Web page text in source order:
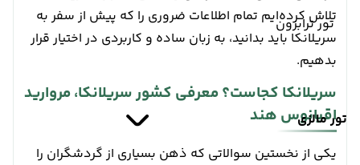
تور ترابزون
تور مالزی
تلاش کرده‌ایم تمام اطلاعات ضروری را که پیش از سفر به
سریلانکا باید بدانید، به زبان ساده و کاربردی در اختیار قرار
بدهیم.
سریلانکا کجاست؟ معرفی کشور سریلانکا، مروارید
اقیانوس هند
یکی از نخستین سوالاتی که ذهن بسیاری از گردشگران را